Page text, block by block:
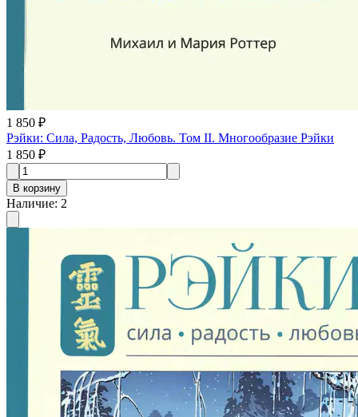
1 850 ₽
Рэйки: Сила, Радость, Любовь. Том II. Многообразие Рэйки
1 850 ₽
В корзину
Наличие: 2